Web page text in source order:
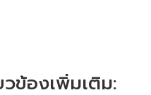
ข้องเพิ่มเติม: